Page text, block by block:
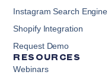
Instagram Search Engine
Shopify Integration
Request Demo
RESOURCES
Webinars